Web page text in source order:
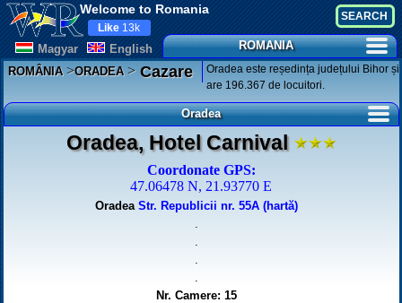
Welcome to Romania
Magyar English
Like 13k
ROMANIA
ROMÂNIA>ORADEA>Cazare
Oradea este reședința județului Bihor și
are 196.367 de locuitori.
Oradea
Oradea, Hotel Carnival
Coordonate GPS:
47.06478 N, 21.93770 E
Oradea Str. Republicii nr. 55A (hartă)
.
.
.
.
Nr. Camere: 15